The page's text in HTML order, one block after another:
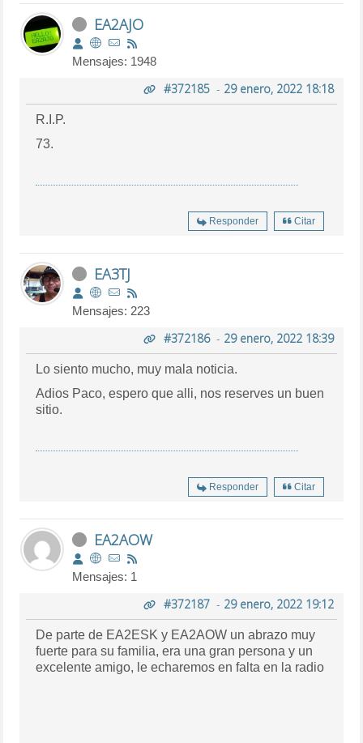
EA2AJO
Mensajes: 1948
#372185- 29 enero, 2022 18:18
R.I.P.
73.
Responder Citar
EA3TJ
Mensajes: 223
#372186- 29 enero, 2022 18:39
Lo siento mucho, muy mala noticia.
Adios Paco, espero que alli, nos reserves un buen
sitio.
Responder Citar
EA2AOW
Mensajes: 1
#372187- 29 enero, 2022 19:12
De parte de EA2ESK y EA2AOW un abrazo muy
fuerte para su familia, era una gran persona y un
excelente amigo, le echaremos en falta en la radio